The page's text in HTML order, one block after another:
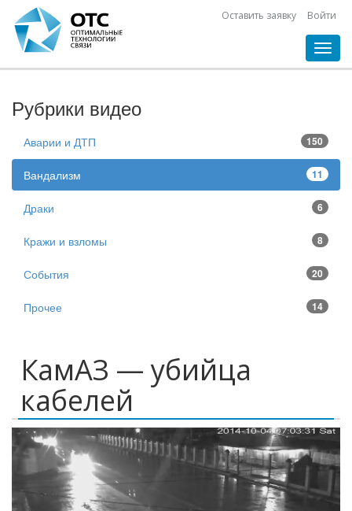
Оставить заявку Войти
Рубрики видео
150
Аварии и ДТП
11
Вандализм
6
Драки
8
Кражи и взломы
20
События
14
Прочее
КамАЗ — убийца
кабелей